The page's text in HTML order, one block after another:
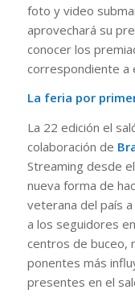
foto y video
aprovechará su
conocer los
correspondiente a
La feria por
La 22 edición el
colaboración de
Streaming desde
nueva forma de
veterana del país
a los seguidores
centros de buceo,
ponentes más
presentes en el